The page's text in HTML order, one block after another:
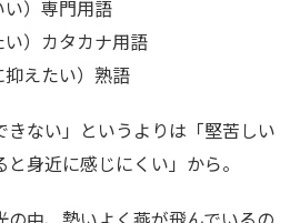
い）専門用語
い）カタカナ用語
抑えたい）熟語
きない」というよりは「堅苦しい
身近に感じにくい」から。